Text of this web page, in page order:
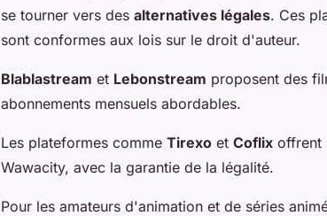
se tourner vers des alternatives légales. Ces
sont conformes aux lois sur le droit d'auteur.
Blablastream et Lebonstream proposent des
abonnements mensuels abordables.
Les plateformes comme Tirexo et Coflix offrent
Wawacity, avec la garantie de la légalité.
Pour les amateurs d'animation et de séries